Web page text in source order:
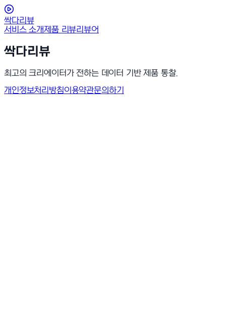
싹다리뷰
서비스 소개제품 리뷰리뷰어
싹다리뷰
최고의 크리에이터가 전하는 데이터 기반 제품 통찰.
개인정보처리방침이용약관문의하기